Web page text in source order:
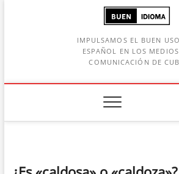
IMPULSAMOS EL BUEN
ESPAÑOL EN LOS
COMUNICACIÓN DE